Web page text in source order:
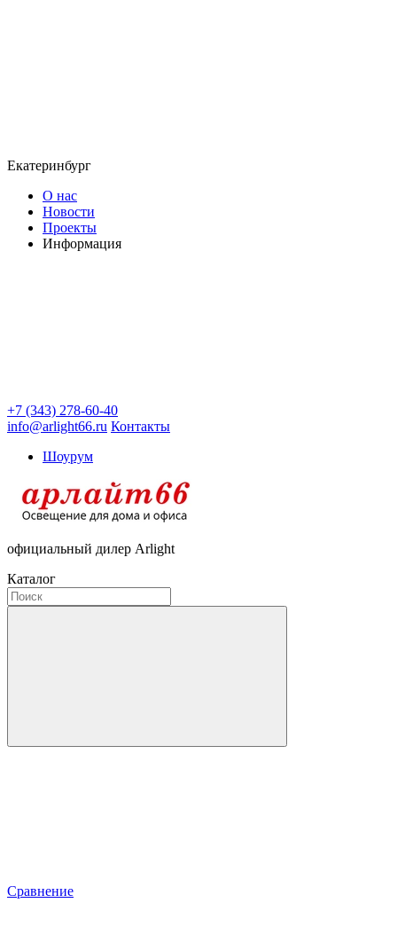
Екатеринбург
О нас
Новости
Проекты
Информация
+7 (343) 278-60-40
info@arlight66.ru Контакты
Шоурум
официальный дилер Arlight
Каталог
Сравнение